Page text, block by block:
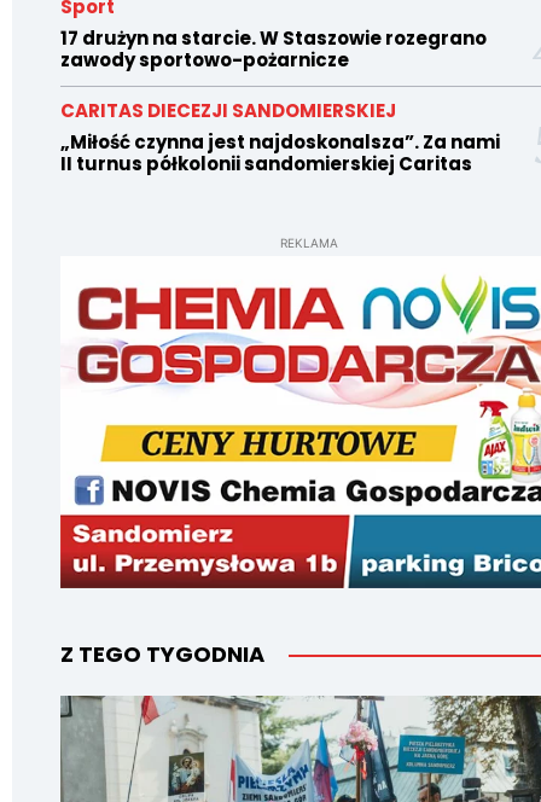
Sport
17 drużyn na starcie. W Staszowie rozegrano
zawody sportowo-pożarnicze
CARITAS DIECEZJI SANDOMIERSKIEJ
„Miłość czynna jest najdoskonalsza”. Za nami
II turnus półkolonii sandomierskiej Caritas
REKLAMA
Z TEGO TYGODNIA